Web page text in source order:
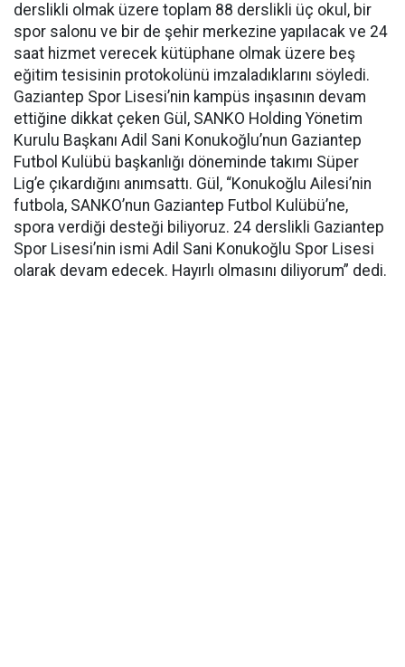
derslikli olmak üzere toplam 88 derslikli üç okul, bir
spor salonu ve bir de şehir merkezine yapılacak ve 24
saat hizmet verecek kütüphane olmak üzere beş
eğitim tesisinin protokolünü imzaladıklarını söyledi.
Gaziantep Spor Lisesi’nin kampüs inşasının devam
ettiğine dikkat çeken Gül, SANKO Holding Yönetim
Kurulu Başkanı Adil Sani Konukoğlu’nun Gaziantep
Futbol Kulübü başkanlığı döneminde takımı Süper
Lig’e çıkardığını anımsattı. Gül, “Konukoğlu Ailesi’nin
futbola, SANKO’nun Gaziantep Futbol Kulübü’ne,
spora verdiği desteği biliyoruz. 24 derslikli Gaziantep
Spor Lisesi’nin ismi Adil Sani Konukoğlu Spor Lisesi
olarak devam edecek. Hayırlı olmasını diliyorum” dedi.